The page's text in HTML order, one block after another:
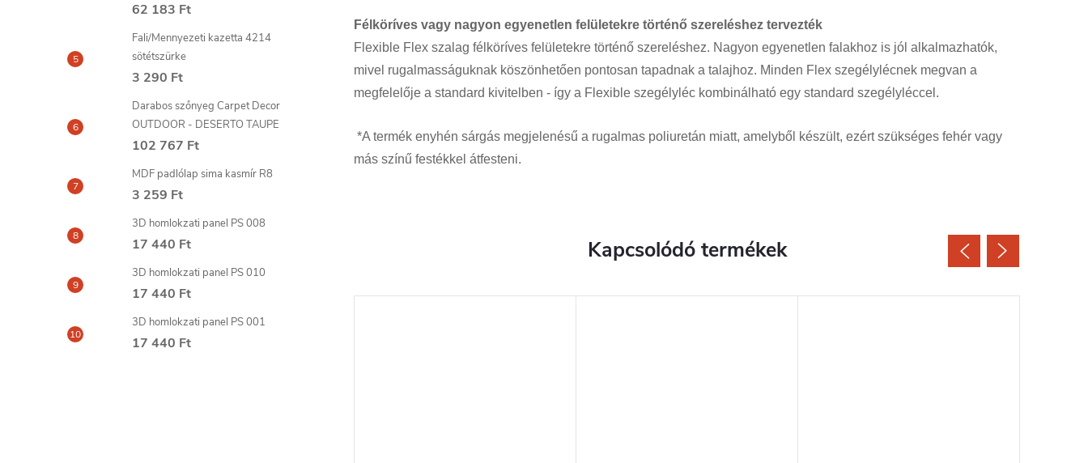
62 183 Ft
Fali/Mennyezeti kazetta 4214
sötétszürke
3 290 Ft
Darabos szőnyeg Carpet Decor
OUTDOOR - DESERTO TAUPE
102 767 Ft
MDF padlólap sima kasmír R8
3 259 Ft
3D homlokzati panel PS 008
17 440 Ft
3D homlokzati panel PS 010
17 440 Ft
3D homlokzati panel PS 001
17 440 Ft
Félköríves vagy nagyon egyenetlen felületekre történő szereléshez tervezték
Flexible Flex szalag félköríves felületekre történő szereléshez. Nagyon egyenetlen falakhoz is jól alkalmazhatók,
mivel rugalmasságuknak köszönhetően pontosan tapadnak a talajhoz. Minden Flex szegélylécnek megvan a
megfelelője a standard kivitelben - így a Flexible szegélyléc kombinálható egy standard szegélyléccel.
*A termék enyhén sárgás megjelenésű a rugalmas poliuretán miatt, amelyből készült, ezért szükséges fehér vagy
más színű festékkel átfesteni.
Kapcsolódó termékek